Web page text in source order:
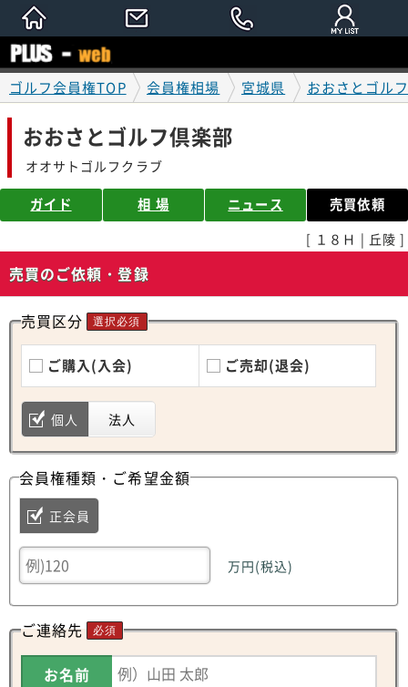
ゴルフ会員権TOP 会員権相場 宮城県 おおさとゴル
おおさとゴルフ倶楽部
オオサトゴルフクラブ
ガイド 相 場 ニュース 売買依頼
[ １８Ｈ | 丘陵 ]
売買のご依頼・登録
売買区分 選択必須
ご購入(入会) ご売却(退会)
個人 法人
会員権種類・ご希望金額
正会員
万円(税込)
ご連絡先 必須
お名前